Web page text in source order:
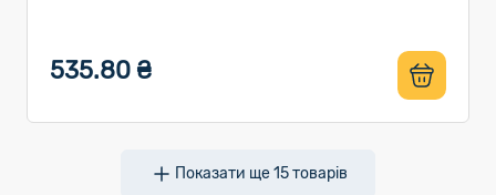
535.80 ₴
Показати ще15товарів